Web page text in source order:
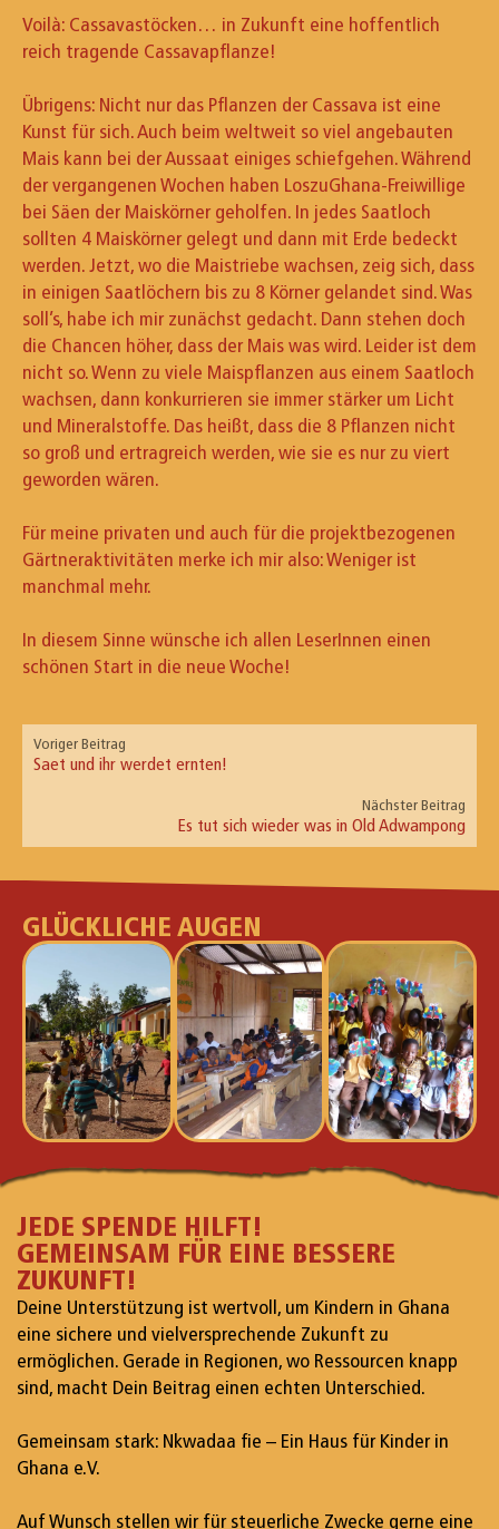
Voilà: Cassavastöcken… in Zukunft eine hoffentlich
reich tragende Cassavapflanze!
Übrigens: Nicht nur das Pflanzen der Cassava ist eine
Kunst für sich. Auch beim weltweit so viel angebauten
Mais kann bei der Aussaat einiges schiefgehen. Während
der vergangenen Wochen haben LoszuGhana-Freiwillige
bei Säen der Maiskörner geholfen. In jedes Saatloch
sollten 4 Maiskörner gelegt und dann mit Erde bedeckt
werden. Jetzt, wo die Maistriebe wachsen, zeig sich, dass
in einigen Saatlöchern bis zu 8 Körner gelandet sind. Was
soll’s, habe ich mir zunächst gedacht. Dann stehen doch
die Chancen höher, dass der Mais was wird. Leider ist dem
nicht so. Wenn zu viele Maispflanzen aus einem Saatloch
wachsen, dann konkurrieren sie immer stärker um Licht
und Mineralstoffe. Das heißt, dass die 8 Pflanzen nicht
so groß und ertragreich werden, wie sie es nur zu viert
geworden wären.
Für meine privaten und auch für die projektbezogenen
Gärtneraktivitäten merke ich mir also: Weniger ist
manchmal mehr.
In diesem Sinne wünsche ich allen LeserInnen einen
schönen Start in die neue Woche!
Voriger Beitrag
Saet und ihr werdet ernten!
Nächster Beitrag
Es tut sich wieder was in Old Adwampong
GLÜCKLICHE AUGEN
JEDE SPENDE HILFT!
GEMEINSAM FÜR EINE BESSERE
ZUKUNFT!
Deine Unterstützung ist wertvoll, um Kindern in Ghana
eine sichere und vielversprechende Zukunft zu
ermöglichen. Gerade in Regionen, wo Ressourcen knapp
sind, macht Dein Beitrag einen echten Unterschied.
Gemeinsam stark: Nkwadaa fie – Ein Haus für Kinder in
Ghana e.V.
Auf Wunsch stellen wir für steuerliche Zwecke gerne eine